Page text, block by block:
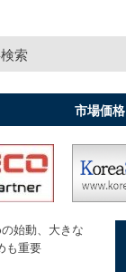
索
市場価格
始動、大きな
も重要